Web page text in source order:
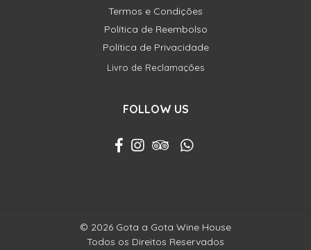
Termos e Condições
Política de Reembolso
Política de Privacidade
Livro de Reclamações
FOLLOW US
© 2026 Gota a Gota Wine House
Todos os Direitos Reservados